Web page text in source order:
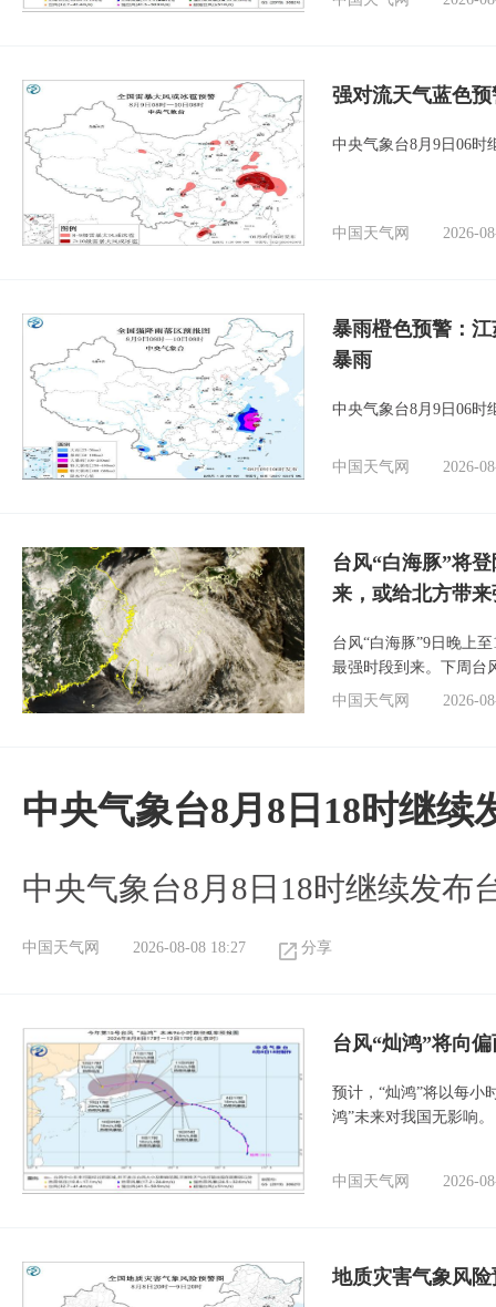
强对流天气蓝色
中央气象台8月9日06时
中国天气网 2026-
暴雨橙色预警：
暴雨
中央气象台8月9日06时
中国天气网 2026-
台风“白海豚”将
来，或给北方带
台风“白海豚”9日晚上
最强时段到来。下周台
中国天气网
2026-
中央气象台8月8日18时继续
中央气象台8月8日18时继续发布
中国天气网 2026-08-08 18:27 分享
台风“灿鸿”将向
预计，“灿鸿”将以每小
鸿”未来对我国无影响。
中国天气网 2026-
地质灾害气象风